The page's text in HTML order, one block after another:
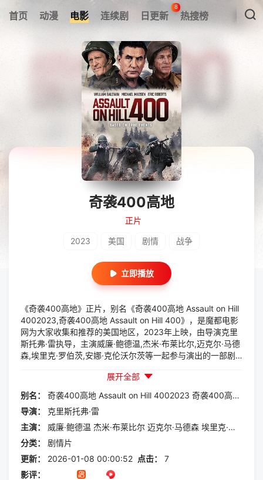
首页 动漫 电影 连续剧 日更新
8
热搜榜
奇袭400高地
正片
2023 美国 剧情 战争
立即播放
《奇袭400高地》正片，别名《奇袭400高地 Assault on Hill
4002023,奇袭400高地 Assault on Hill 400》，是魔都电影
网为大家收集和推荐的美国地区，2023年上映，由导演克里
斯托弗·雷执导，主演威廉·鲍德温,杰米·布莱比尔,迈克尔·马德
森,埃里克·罗伯茨,安娜·克伦沃尔茨等一起参与演出的一部剧
展开全部
别名：
奇袭400高地 Assault on Hill 4002023 奇袭400高地
导演：
克里斯托弗·雷
主演：
威廉·鲍德温 杰米·布莱比尔 迈克尔·马德森 埃里克·罗伯茨
分类：
剧情片
更新：
2026-01-08 00:00:52 点击：
7
影评：